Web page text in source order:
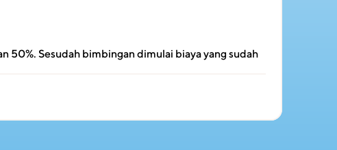
50%. Sesudah bimbingan dimulai biaya yang sudah